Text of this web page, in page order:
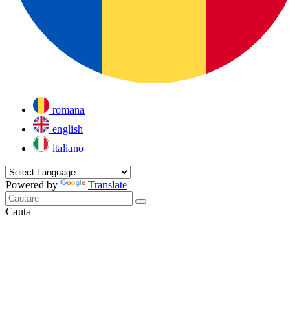
romana
english
italiano
Powered by Translate
Cauta